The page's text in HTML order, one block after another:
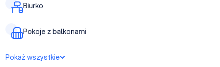
Biurko
Pokoje z balkonami
Pokaż wszystkie